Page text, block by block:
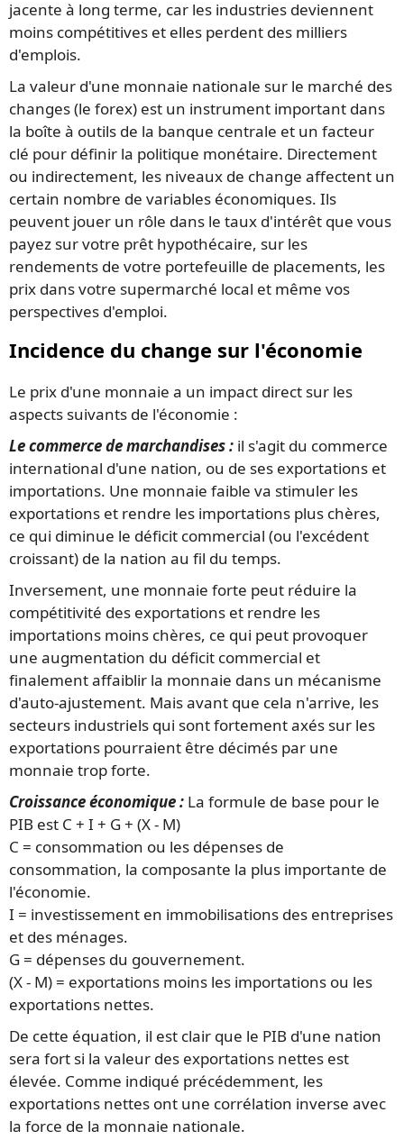
jacente à long terme, car les industries deviennent
moins compétitives et elles perdent des milliers
d'emplois.
La valeur d'une monnaie nationale sur le marché des
changes (le forex) est un instrument important dans
la boîte à outils de la banque centrale et un facteur
clé pour définir la politique monétaire. Directement
ou indirectement, les niveaux de change affectent un
certain nombre de variables économiques. Ils
peuvent jouer un rôle dans le taux d'intérêt que vous
payez sur votre prêt hypothécaire, sur les
rendements de votre portefeuille de placements, les
prix dans votre supermarché local et même vos
perspectives d'emploi.
Incidence du change sur l'économie
Le prix d'une monnaie a un impact direct sur les
aspects suivants de l'économie :
Le commerce de marchandises : il s'agit du commerce
international d'une nation, ou de ses exportations et
importations. Une monnaie faible va stimuler les
exportations et rendre les importations plus chères,
ce qui diminue le déficit commercial (ou l'excédent
croissant) de la nation au fil du temps.
Inversement, une monnaie forte peut réduire la
compétitivité des exportations et rendre les
importations moins chères, ce qui peut provoquer
une augmentation du déficit commercial et
finalement affaiblir la monnaie dans un mécanisme
d'auto-ajustement. Mais avant que cela n'arrive, les
secteurs industriels qui sont fortement axés sur les
exportations pourraient être décimés par une
monnaie trop forte.
Croissance économique : La formule de base pour le
PIB est C + I + G + (X - M)
C = consommation ou les dépenses de
consommation, la composante la plus importante de
l'économie.
I = investissement en immobilisations des entreprises
et des ménages.
G = dépenses du gouvernement.
(X - M) = exportations moins les importations ou les
exportations nettes.
De cette équation, il est clair que le PIB d'une nation
sera fort si la valeur des exportations nettes est
élevée. Comme indiqué précédemment, les
exportations nettes ont une corrélation inverse avec
la force de la monnaie nationale.